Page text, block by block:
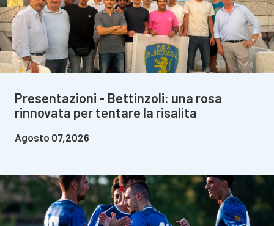
Presentazioni - Bettinzoli: una rosa
rinnovata per tentare la risalita
Agosto 07,2026